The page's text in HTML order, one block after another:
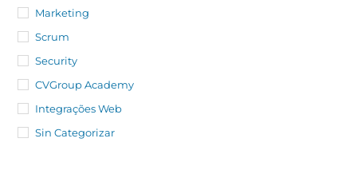
Marketing
Scrum
Security
CVGroup Academy
Integrações Web
Sin Categorizar